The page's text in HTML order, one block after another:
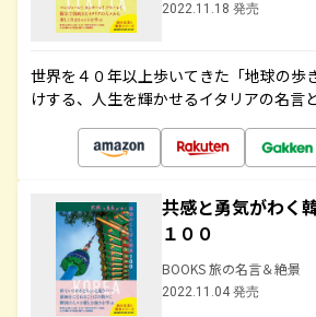
2022.11.18 発売
世界を４０年以上歩いてきた「地球の歩
けする、人生を輝かせるイタリアの名言
共感と勇気がわく
１００
BOOKS 旅の名言＆絶景
2022.11.04 発売